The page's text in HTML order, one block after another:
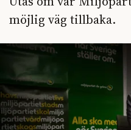
möjlig väg tillbaka.